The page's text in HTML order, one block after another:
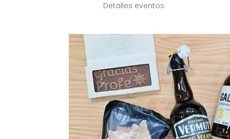
Detalles eventos